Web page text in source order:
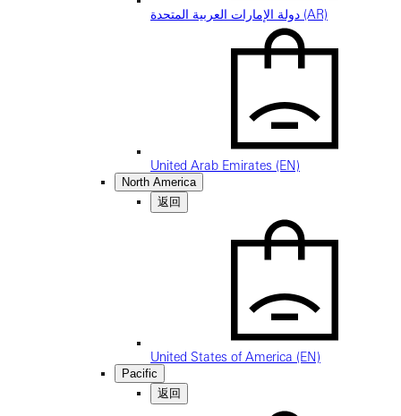
دولة الإمارات العربية المتحدة (AR)
United Arab Emirates (EN)
North America
返回
United States of America (EN)
Pacific
返回